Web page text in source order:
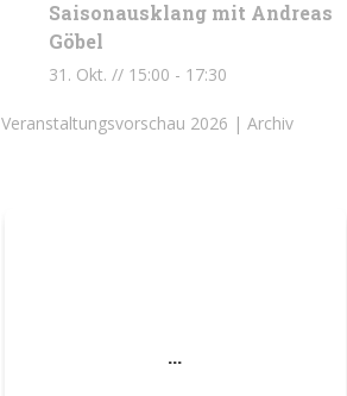
Saisonausklang mit Andreas
Göbel
31. Okt. // 15:00 - 17:30
Veranstaltungsvorschau 2026 | Archiv